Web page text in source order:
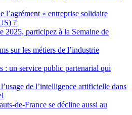
l’agrément « entreprise solidaire
?
2025, participez à la Semaine de
sur les métiers de l’industrie
: un service public partenarial qui
de l’intelligence artificielle dans
de-France se décline aussi au